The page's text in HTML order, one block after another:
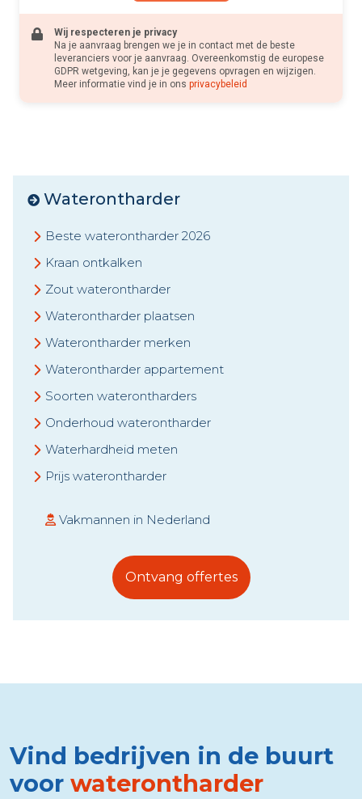
Wij respecteren je privacy
Na je aanvraag brengen we je in contact met de beste
leveranciers voor je aanvraag. Overeenkomstig de europese
GDPR wetgeving, kan je je gegevens opvragen en wijzigen.
Meer informatie vind je in ons privacybeleid
Waterontharder
Beste waterontharder 2026
Kraan ontkalken
Zout waterontharder
Waterontharder plaatsen
Waterontharder merken
Waterontharder appartement
Soorten waterontharders
Onderhoud waterontharder
Waterhardheid meten
Prijs waterontharder
Vakmannen in Nederland
Ontvang offertes
Vind bedrijven in de buurt
voor waterontharder